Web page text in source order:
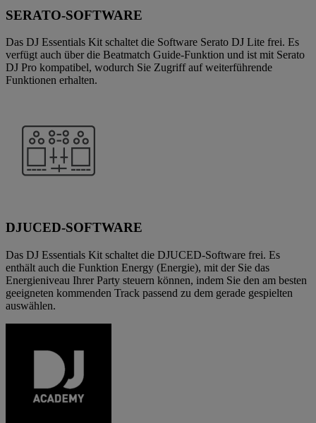
SERATO-SOFTWARE
Das DJ Essentials Kit schaltet die Software Serato DJ Lite frei. Es
verfügt auch über die Beatmatch Guide-Funktion und ist mit Serato
DJ Pro kompatibel, wodurch Sie Zugriff auf weiterführende
Funktionen erhalten.
DJUCED-SOFTWARE
Das DJ Essentials Kit schaltet die DJUCED-Software frei. Es
enthält auch die Funktion Energy (Energie), mit der Sie das
Energieniveau Ihrer Party steuern können, indem Sie den am besten
geeigneten kommenden Track passend zu dem gerade gespielten
auswählen.